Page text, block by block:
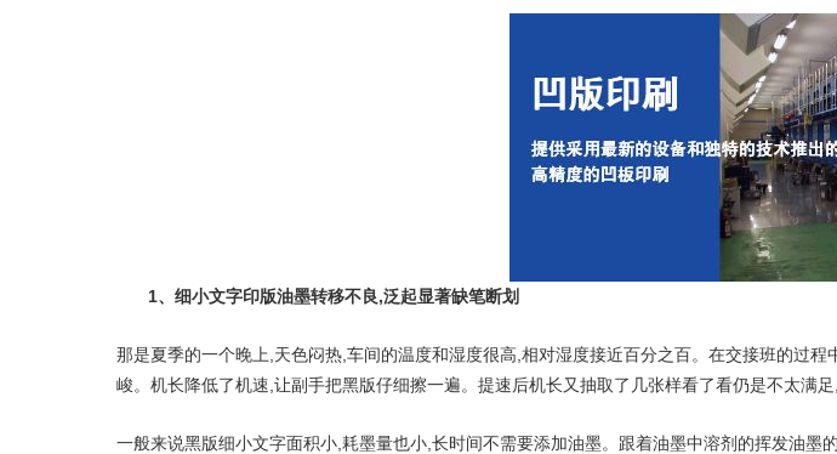
1、细小文字印版油墨转移不良,泛起显著缺笔断划
那是夏季的一个晚上,天色闷热,车间的温度和湿度很高,相对湿度接近百分之百。在交接班的过
峻。机长降低了机速,让副手把黑版仔细擦一遍。提速后机长又抽取了几张样看了看仍是不太满足,
一般来说黑版细小文字面积小,耗墨量也小,长时间不需要添加油墨。跟着油墨中溶剂的挥发油